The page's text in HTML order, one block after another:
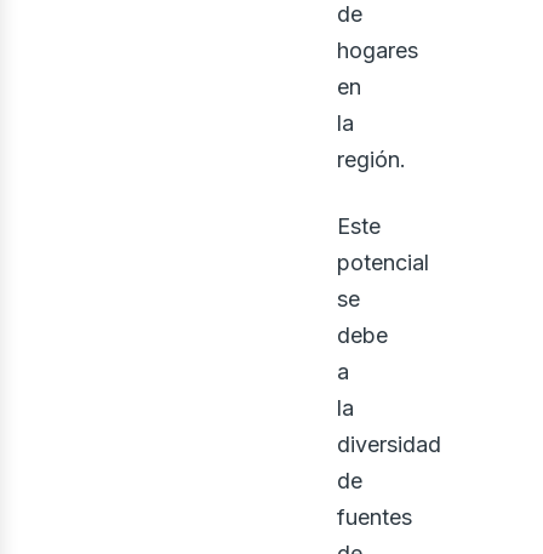
de
hogares
en
la
región.
Este
potencial
se
debe
a
la
diversidad
de
fuentes